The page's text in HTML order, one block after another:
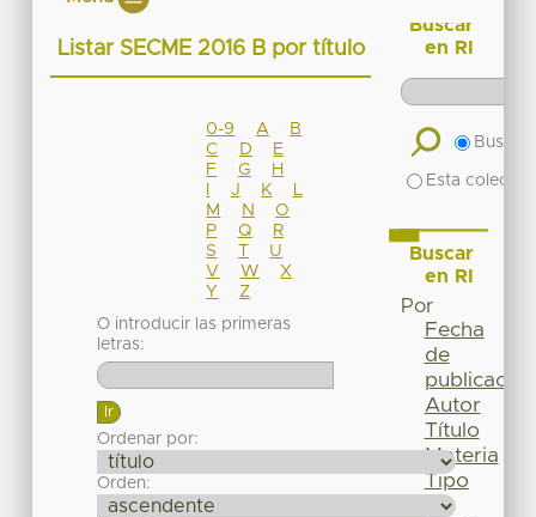
Listar SECME 2016 B por título
0-9 A
B
C
D
E
F
G
H
J K
M
N
O
P
Q
R
S
T
U
V
W
X
Y
Z
O introducir las primeras
letras:
Ordenar por:
Orden:
Buscar
en RI
Buscar
Esta
Buscar
en RI
Por
Fecha
de
publicación
Autor
Título
Materia
Tipo